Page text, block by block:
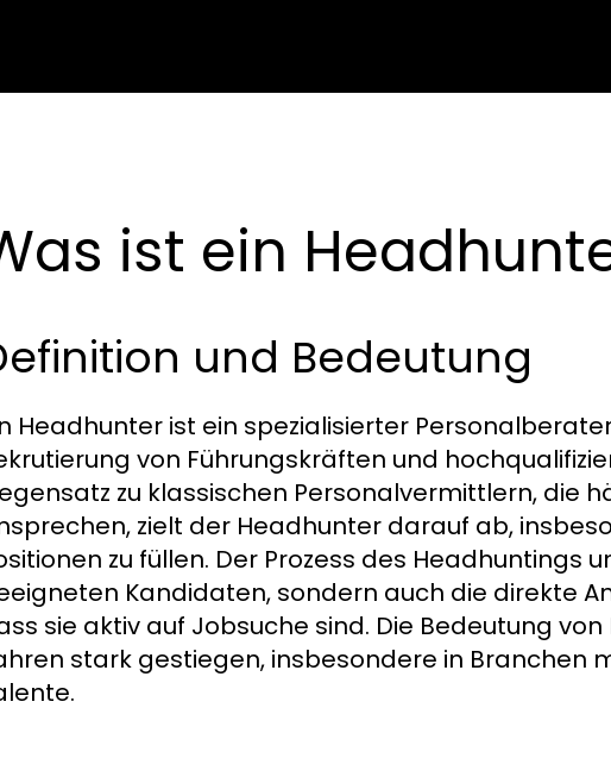
ist ein
und Bedeutung
Headhunter ist ein spezialisierter
von Führungskräften und
zu klassischen Personalvermittlern, die
zielt der Headhunter darauf ab,
zu füllen. Der Prozess des Headhuntings
Kandidaten, sondern auch die direkte
sie aktiv auf Jobsuche sind. Die Bedeutung
stark gestiegen, insbesondere in Branchen